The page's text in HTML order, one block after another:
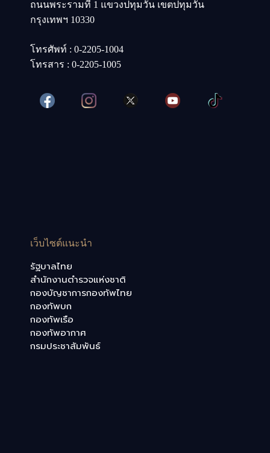
ถนนพระรามที่ 1 แขวงปทุมวัน เขตปทุมวัน
กรุงเทพฯ 10330
โทรศัพท์ : 0-2205-1004
โทรสาร : 0-2205-1005
เว็บไซต์แนะนำ
รัฐบาลไทย
สำนักงานตำรวจแห่งชาติ
กองบัญชาการกองทัพไทย
กองทัพบก
กองทัพเรือ
กองทัพอากาศ
กรมประชาสัมพันธ์